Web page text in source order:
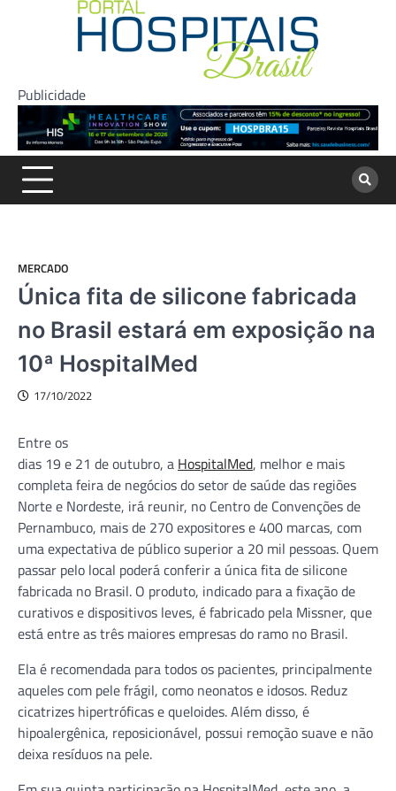
Publicidade
MERCADO
Única fita de silicone fabricada
no Brasil estará em exposição na
10ª HospitalMed
17/10/2022
Entre os
dias 19 e 21 de outubro, a HospitalMed, melhor e mais
completa feira de negócios do setor de saúde das regiões
Norte e Nordeste, irá reunir, no Centro de Convenções de
Pernambuco, mais de 270 expositores e 400 marcas, com
uma expectativa de público superior a 20 mil pessoas. Quem
passar pelo local poderá conferir a única fita de silicone
fabricada no Brasil. O produto, indicado para a fixação de
curativos e dispositivos leves, é fabricado pela Missner, que
está entre as três maiores empresas do ramo no Brasil.
Ela é recomendada para todos os pacientes, principalmente
aqueles com pele frágil, como neonatos e idosos. Reduz
cicatrizes hipertróficas e queloides. Além disso, é
hipoalergênica, reposicionável, possui remoção suave e não
deixa resíduos na pele.